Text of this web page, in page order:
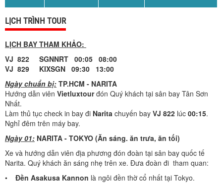
LỊCH TRÌNH TOUR
LỊCH BAY THAM KHẢO:
VJ 822 SGNNRT 00:05 08:00
VJ 829 KIXSGN 09:30 13:00
Ngày chuẩn bị: TP.HCM - NARITA
Hướng dẫn viên Vietluxtourđón Quý khách tại sân bay Tân Sơn
Nhất.
Làm thủ tục check in bay đi Narita chuyến bay VJ 822 lúc 00:15.
Nghỉ đêm trên máy bay.
Ngày 01: NARITA - TOKYO (Ăn sáng. ăn trưa, ăn tối)
Xe và hướng dẫn viên địa phương đón đoàn tại sân bay quốc tế
Narita. Quý khách ăn sáng nhẹ trên xe. Đưa đoàn đi tham quan:
• Đền Asakusa Kannon là ngôi đền thờ cổ nhất tại Tokyo.